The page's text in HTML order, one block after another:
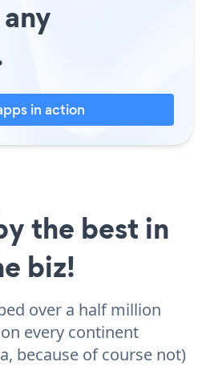
in action
the best in
biz!
over a half million
every continent
because of course not)